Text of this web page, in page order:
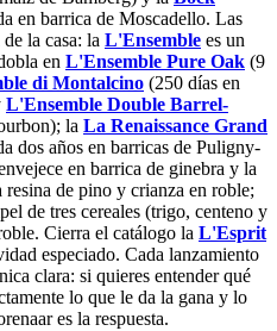
en barrica de Moscadello. Las
la casa: la L'Ensemble es un
en L'Ensemble Pure Oak (9
di Montalcino (250 días en
L'Ensemble Double Barrel-
la La Renaissance Grand
dos años en barricas de Puligny-
en barrica de ginebra y la
resina de pino y crianza en roble;
de tres cereales (trigo, centeno y
Cierra el catálogo la L'Esprit
especiado. Cada lanzamiento
clara: si quieres entender qué
lo que le da la gana y lo
es la respuesta.